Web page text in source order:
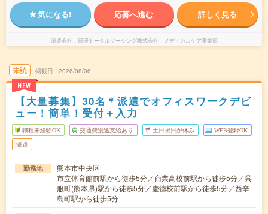
気になる! 応募へ進む 詳しく見る
派遣会社 日研トータルソーシング株式会社 メディカルケア事業部
未読
NEW
掲載日 2026/08/06
【大量募集】30名＊派遣でオフィスワークデビ
ュー！簡単！受付＋入力
職種未経験OK 交通費別途支給あり 土日祝日が休み WEB登録OK
派遣
勤務地
熊本市中央区
市立体育館前駅から徒歩5分／商業高校前駅から徒歩5分／呉
服町(熊本県)駅から徒歩5分／慶徳校前駅から徒歩5分／西辛
島町駅から徒歩5分